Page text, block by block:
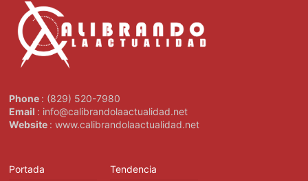
Phone : (829) 520-7980
Email : info@calibrandolaactualidad.net
Website : www.calibrandolaactualidad.net
Portada Tendencia